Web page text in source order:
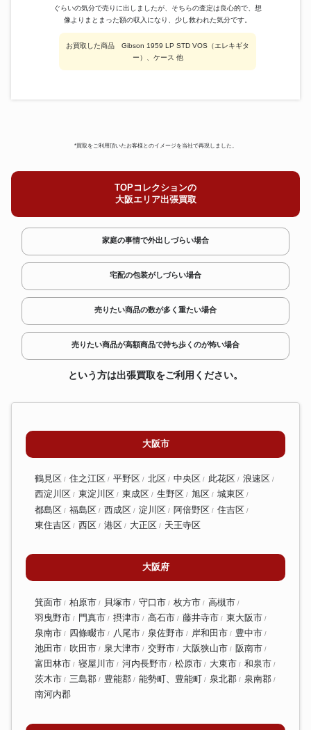
ぐらいの気分で売りに出しましたが、そちらの査定は良心的で、想
像よりまとまった額の収入になり、少し救われた気分です。
お買取した商品 Gibson 1959 LP STD VOS（エレキギタ
ー）、ケース 他
*買取をご利用頂いたお客様とのイメージを当社で再現しました。
TOPコレクションの
大阪エリア出張買取
家庭の事情で外出しづらい場合
宅配の包装がしづらい場合
売りたい商品の数が多く重たい場合
売りたい商品が高額商品で持ち歩くのが怖い場合
という方は出張買取をご利用ください。
大阪市
鶴見区 住之江区 平野区 北区 中央区 此花区
浪速区
西淀川区
東淀川区 東成区 生野区 旭区
城東区
都島区
福島区 西成区 淀川区 阿倍野区
住吉区
東住吉区
西区 港区 大正区 天王寺区
大阪府
箕面市 柏原市 貝塚市 守口市 枚方市
高槻市
羽曳野市
門真市 摂津市 高石市 藤井寺市
東大阪市
泉南市
四條畷市 八尾市 泉佐野市 岸和田市
豊中市
池田市
吹田市 泉大津市 交野市 大阪狭山市
阪南市
富田林市
寝屋川市 河内長野市 松原市 大東市
和泉市
茨木市
三島郡 豊能郡 能勢町、豊能町 泉北郡
泉南郡
南河内郡